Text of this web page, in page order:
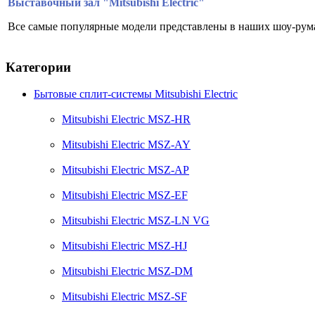
Выставочный зал "Mitsubishi Electric"
Все самые популярные модели представлены в наших шоу-
Категории
Бытовые сплит-системы Mitsubishi Electric
Mitsubishi Electric MSZ-HR
Mitsubishi Electric MSZ-AY
Mitsubishi Electric MSZ-AP
Mitsubishi Electric MSZ-EF
Mitsubishi Electric MSZ-LN VG
Mitsubishi Electric MSZ-HJ
Mitsubishi Electric MSZ-DM
Mitsubishi Electric MSZ-SF